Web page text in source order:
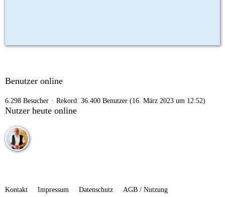
Benutzer online
6.298 Besucher Rekord: 36.400 Benutzer (16. März 2023 um 12:52)
Nutzer heute online
Kontakt Impressum Datenschutz AGB / Nutzung